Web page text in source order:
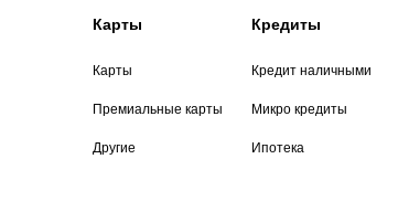
Карты
Карты
Премиальные карты
Другие
Кредиты
Кредит наличными
Микро кредиты
Ипотека